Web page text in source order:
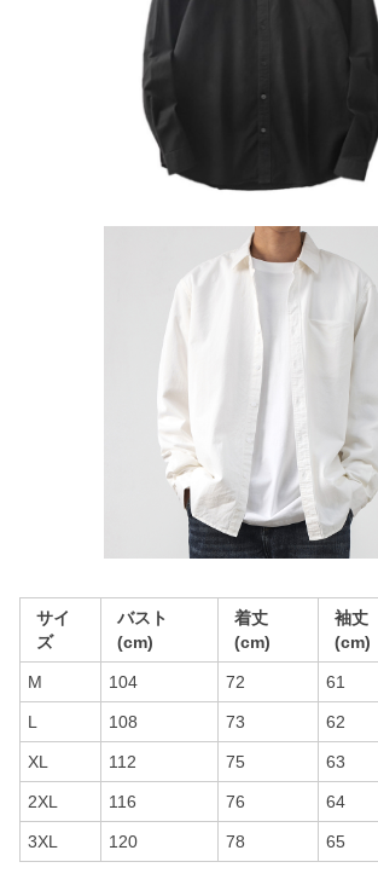
サイ
ズ
バスト
(cm)
着丈
(cm)
袖丈
(cm)
M 104 72 61
L 108 73 62
XL 112 75 63
2XL 116 76 64
3XL 120 78 65